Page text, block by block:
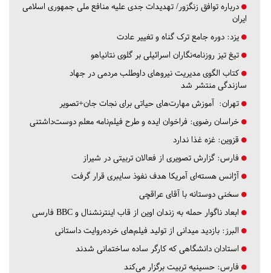
درباره توافق زنگزور/ تهدیدات جدی علیه منافع ملی جمهوری اسلامی
ایران
یزد: دوره جامع ترک گناه و تغییر عادت
تیغ تیز روزنامه‌نگاران اسرائیلی بر گلوی نتانیاهو
کتاب الگوی مدیریت نیروهای داوطلب مردمی در جهاد
سازندگی منتشر شد
تهران: آموزش مهارت‌های حیاتی برای نجات جان+تصویر
خراسان رضوی: فراخوان ایده و طرح فیلم‌نامه معلم دوست‌داشتنی
قزوین: غزه غذا ندارد
فارس: گزارش تصویری از فعالان تربیتی در شیراز
آژانس هسته‌ای آمریکا هدف نفوذ سایبری قرار گرفت
سخنی دوستانه با آقای عراقچی
ابعاد ناگوار حمله به زندان اوین از قاب اینترنشنال و BBC فارسی
البرز: بازدید میدانی از تولید فیلم‌های خرده‌روایت داستانی
استادان دانشگاهی که کارگر ساده ساختمانی شدند
فارس: حسینیه تربیت برگزار می‌کند